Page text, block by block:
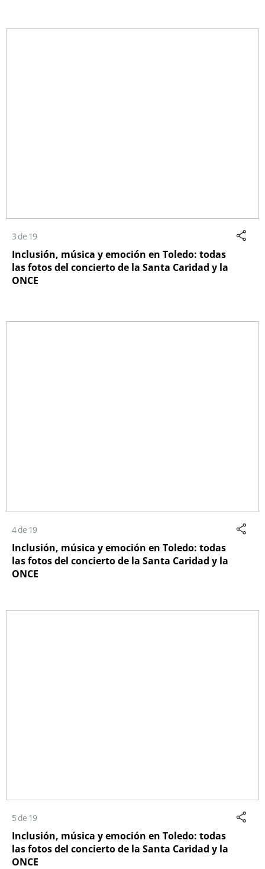
3 de 19
Inclusión, música y emoción en Toledo: todas
las fotos del concierto de la Santa Caridad y la
ONCE
4 de 19
Inclusión, música y emoción en Toledo: todas
las fotos del concierto de la Santa Caridad y la
ONCE
5 de 19
Inclusión, música y emoción en Toledo: todas
las fotos del concierto de la Santa Caridad y la
ONCE